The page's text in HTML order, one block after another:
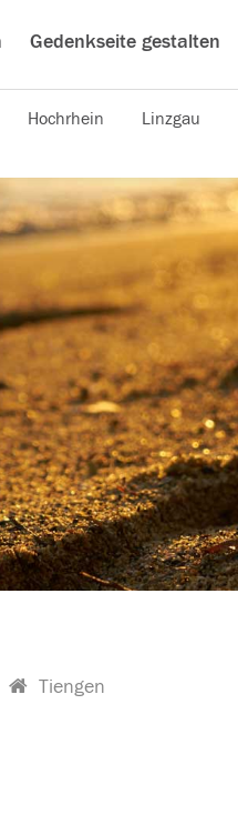
Gedenkseite gestalten
Hochrhein Linzgau
Tiengen